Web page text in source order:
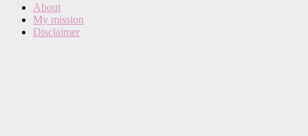
About
My mission
Disclaimer